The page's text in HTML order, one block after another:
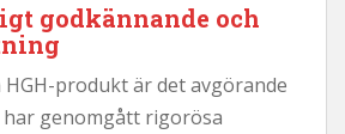
godkännande och
produkt är det avgörande
har genomgått rigorösa